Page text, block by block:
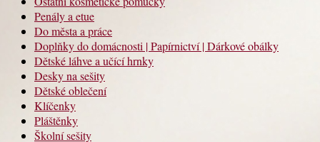
Penály a etue
Do města a práce
Doplňky do domácnosti | Papírnictví | Dárkové obálky
Dětské láhve a učící hrnky
Desky na sešity
Dětské oblečení
Klíčenky
Pláštěnky
Školní sešity